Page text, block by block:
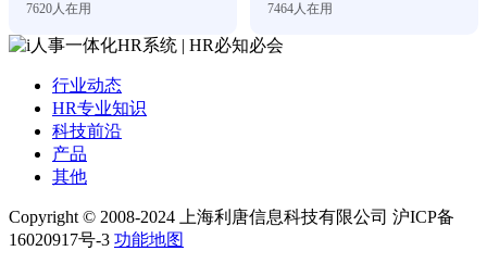
7620人在用 7464人在用
行业动态
HR专业知识
科技前沿
产品
其他
Copyright © 2008-2024 上海利唐信息科技有限公司 沪ICP备
16020917号-3 功能地图